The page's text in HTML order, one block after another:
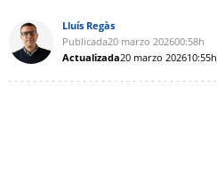
Lluís Regàs
Publicada20 marzo 202600:58h
Actualizada20 marzo 202610:55h